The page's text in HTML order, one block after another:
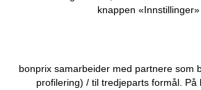
knappen
bonprix samarbeider med partnere som
profilering) / til tredjeparts formål.